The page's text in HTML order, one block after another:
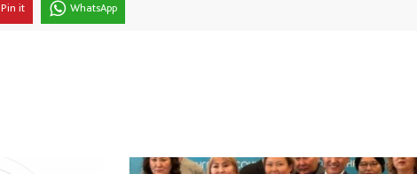
Pin it WhatsApp